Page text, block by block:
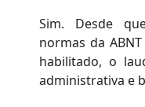
Sim. Desde
normas da
habilitado, o
administrativa e